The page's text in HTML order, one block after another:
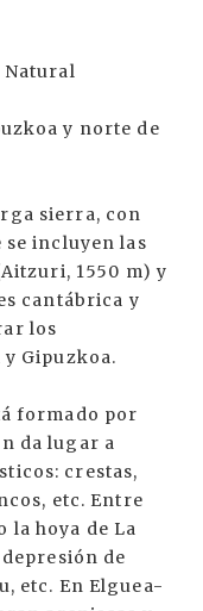
Natural
y norte de
sierra, con
se incluyen las
1550 m) y
cantábrica y
los
Gipuzkoa.
formado por
da lugar a
crestas,
etc. Entre
la hoya de La
de
etc. En Elguea-